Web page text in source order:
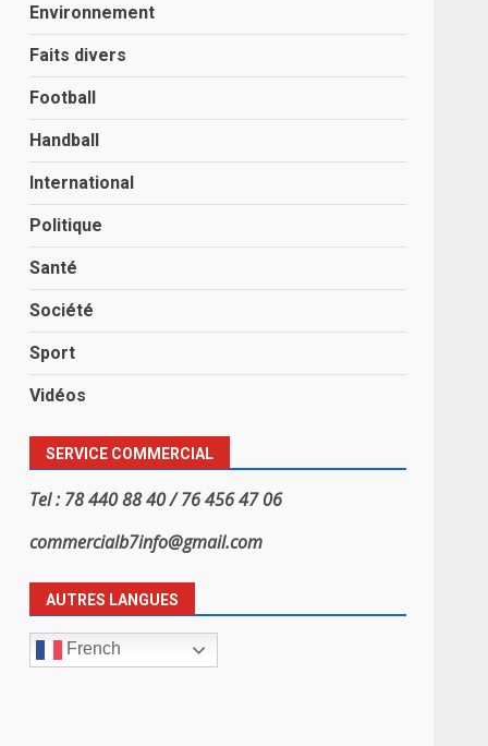
Environnement
Faits divers
Football
Handball
International
Politique
Santé
Société
Sport
Vidéos
SERVICE COMMERCIAL
Tel : 78 440 88 40 / 76 456 47 06
commercialb7info@gmail.com
AUTRES LANGUES
French